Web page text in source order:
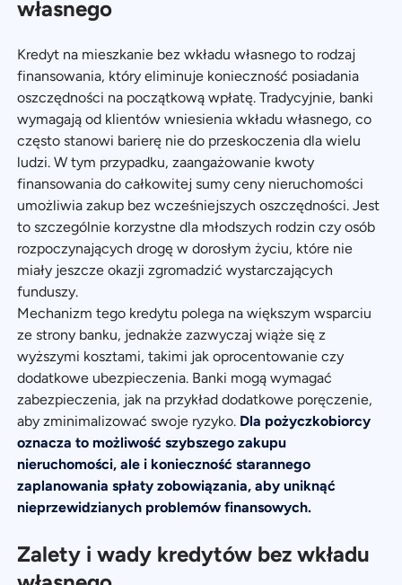
własnego
Kredyt na mieszkanie bez wkładu własnego to rodzaj
finansowania, który eliminuje konieczność posiadania
oszczędności na początkową wpłatę. Tradycyjnie, banki
wymagają od klientów wniesienia wkładu własnego, co
często stanowi barierę nie do przeskoczenia dla wielu
ludzi. W tym przypadku, zaangażowanie kwoty
finansowania do całkowitej sumy ceny nieruchomości
umożliwia zakup bez wcześniejszych oszczędności. Jest
to szczególnie korzystne dla młodszych rodzin czy osób
rozpoczynających drogę w dorosłym życiu, które nie
miały jeszcze okazji zgromadzić wystarczających
funduszy.
Mechanizm tego kredytu polega na większym wsparciu
ze strony banku, jednakże zazwyczaj wiąże się z
wyższymi kosztami, takimi jak oprocentowanie czy
dodatkowe ubezpieczenia. Banki mogą wymagać
zabezpieczenia, jak na przykład dodatkowe poręczenie,
aby zminimalizować swoje ryzyko. Dla pożyczkobiorcy
oznacza to możliwość szybszego zakupu
nieruchomości, ale i konieczność starannego
zaplanowania spłaty zobowiązania, aby uniknąć
nieprzewidzianych problemów finansowych.
Zalety i wady kredytów bez wkładu